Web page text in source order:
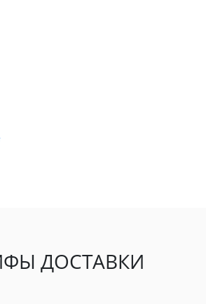
ДОСТАВКИ